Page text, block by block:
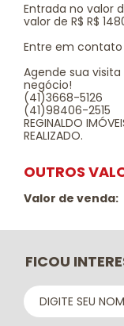
Entrada no valor
valor de R$ R$
Entre em
Agende sua
negócio!
(41)3668-5126
(41)98406-2515
REGINALDO
REALIZADO.
OUTROS
Valor de venda:
FICOU